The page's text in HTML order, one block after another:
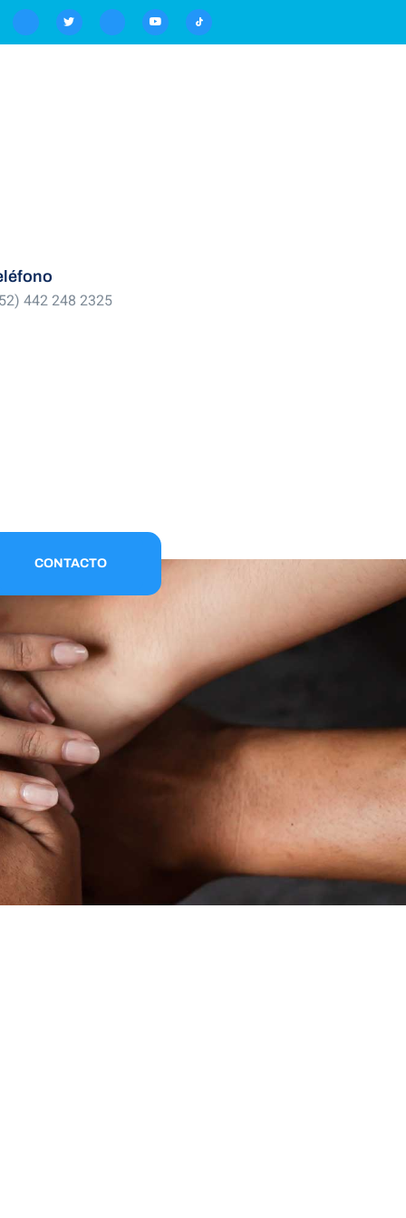
442 248 2325
CONTACTO